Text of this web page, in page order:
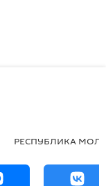
РЕСПУБЛИКА